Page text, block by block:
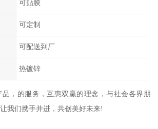
可贴膜
可定制
可配送到厂
热镀锌
，的服务，互惠双赢的理念，与社会各界朋
我们携手并进，共创美好未来!